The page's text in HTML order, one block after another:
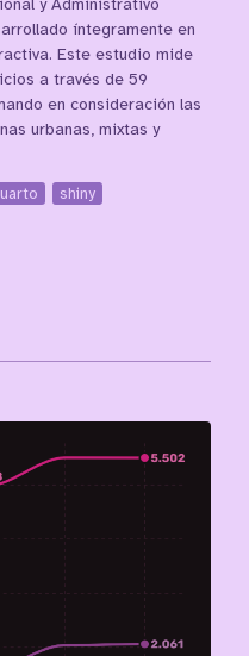
y Administrativo
íntegramente en
Este estudio mide
a través de 59
en consideración las
urbanas, mixtas y
shiny